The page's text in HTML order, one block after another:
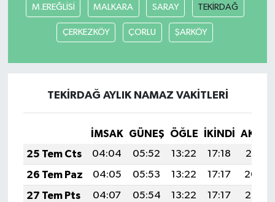
M.EREĞLİSİ MALKARA SARAY TEKİRDAĞ
ÇERKEZKÖY ÇORLU ŞARKÖY
TEKİRDAĞ AYLIK NAMAZ VAKITLERI
İMSAK GÜNEŞ ÖĞLE İKINDI
25 Tem Cts
04:04 05:52 13:22 17:18
20:41
26 Tem Paz
04:05 05:53 13:22 17:17
20:40
27 Tem Pts
04:07 05:54 13:22 17:17
20:39
Teknoloji
Türkiye
İletişim